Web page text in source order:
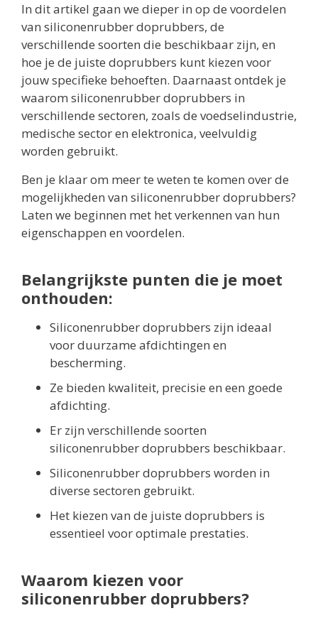
In dit artikel gaan we dieper in op de voordelen
van siliconenrubber doprubbers, de
verschillende soorten die beschikbaar zijn, en
hoe je de juiste doprubbers kunt kiezen voor
jouw specifieke behoeften. Daarnaast ontdek je
waarom siliconenrubber doprubbers in
verschillende sectoren, zoals de voedselindustrie,
medische sector en elektronica, veelvuldig
worden gebruikt.
Ben je klaar om meer te weten te komen over de
mogelijkheden van siliconenrubber doprubbers?
Laten we beginnen met het verkennen van hun
eigenschappen en voordelen.
Belangrijkste punten die je moet
onthouden:
Siliconenrubber doprubbers zijn ideaal
voor duurzame afdichtingen en
bescherming.
Ze bieden kwaliteit, precisie en een goede
afdichting.
Er zijn verschillende soorten
siliconenrubber doprubbers beschikbaar.
Siliconenrubber doprubbers worden in
diverse sectoren gebruikt.
Het kiezen van de juiste doprubbers is
essentieel voor optimale prestaties.
Waarom kiezen voor
siliconenrubber doprubbers?